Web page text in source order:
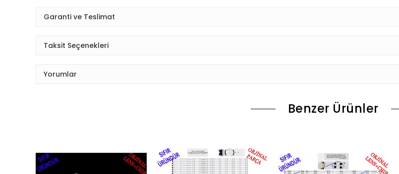
Garanti ve Teslimat
Taksit Seçenekleri
Yorumlar
Benzer Ürünler